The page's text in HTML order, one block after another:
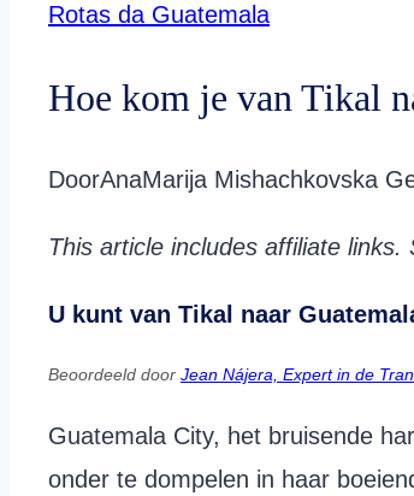
Rotas da Guatemala
Hoe kom je van Tikal
DoorAnaMarija Mishachkovska
This article includes affiliate
U kunt van Tikal naar
Beoordeeld door Jean Nájera, Expert in de
Guatemala City, het bruisende
onder te dompelen in haar